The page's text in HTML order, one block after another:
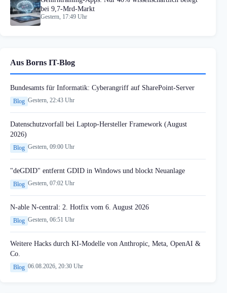
bei 9,7-Mrd-Markt
Gestern, 17:49 Uhr
Aus Borns IT-Blog
Bundesamts für Informatik: Cyberangriff auf SharePoint-Server
Blog Gestern, 22:43 Uhr
Datenschutzvorfall bei Laptop-Hersteller Framework (August
2026)
Blog Gestern, 09:00 Uhr
"deGDID" entfernt GDID in Windows und blockt Neuanlage
Blog Gestern, 07:02 Uhr
N-able N-central: 2. Hotfix vom 6. August 2026
Blog Gestern, 06:51 Uhr
Weitere Hacks durch KI-Modelle von Anthropic, Meta, OpenAI &
Co.
Blog 06.08.2026, 20:30 Uhr